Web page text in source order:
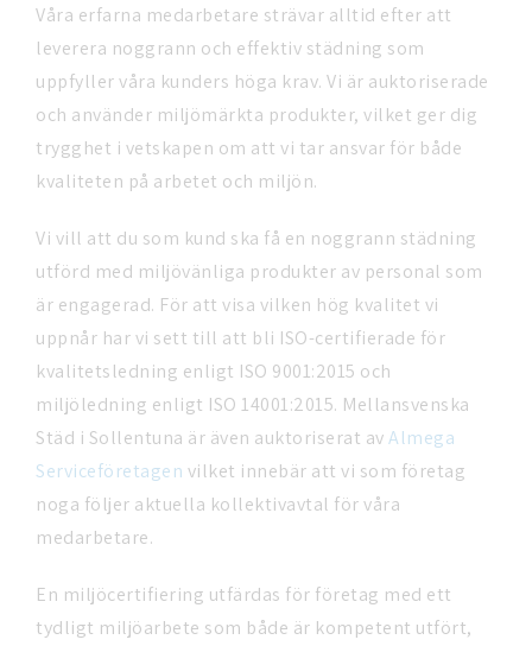
Våra erfarna medarbetare strävar alltid efter att
leverera noggrann och effektiv städning som
uppfyller våra kunders höga krav. Vi är auktoriserade
och använder miljömärkta produkter, vilket ger dig
trygghet i vetskapen om att vi tar ansvar för både
kvaliteten på arbetet och miljön.
Vi vill att du som kund ska få en noggrann städning
utförd med miljövänliga produkter av personal som
är engagerad. För att visa vilken hög kvalitet vi
uppnår har vi sett till att bli ISO-certifierade för
kvalitetsledning enligt ISO 9001:2015 och
miljöledning enligt ISO 14001:2015. Mellansvenska
Städ i Sollentuna är även auktoriserat avAlmega
Serviceföretagen vilket innebär att vi som företag
noga följer aktuella kollektivavtal för våra
medarbetare.
En miljöcertifiering utfärdas för företag med ett
tydligt miljöarbete som både är kompetent utfört,